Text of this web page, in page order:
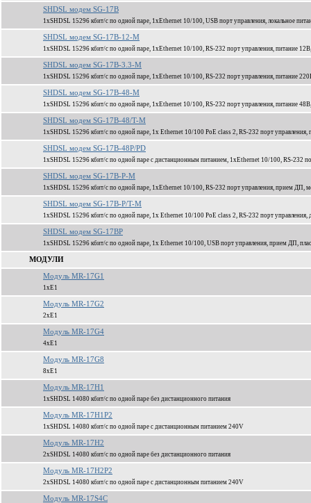
SHDSL модем SG-17B
1xSHDSL 15296 кбит/c по одной паре, 1xEthernet 10/100, USB порт управления, локальное
SHDSL модем SG-17B-12-M
1xSHDSL 15296 кбит/c по одной паре, 1xEthernet 10/100, RS-232 порт управления, питание 12В,
SHDSL модем SG-17B-3.3-M
1xSHDSL 15296 кбит/c по одной паре, 1xEthernet 10/100, RS-232 порт управления, питание
SHDSL модем SG-17B-48-M
1xSHDSL 15296 кбит/c по одной паре, 1xEthernet 10/100, RS-232 порт управления, питание 48В,
SHDSL модем SG-17B-48/T-M
1xSHDSL 15296 кбит/c по одной паре, 1x Ethernet 10/100 PoE class 2, RS-232 порт управления,
SHDSL модем SG-17B-48P/PD
1xSHDSL 15296 кбит/c по одной паре с дистанционным питанием, 1xEthernet 10/100, RS-232
SHDSL модем SG-17B-P-M
1xSHDSL 15296 кбит/c по одной паре, 1xEthernet 10/100, RS-232 порт управления, прием ДП,
SHDSL модем SG-17B-P/T-M
1xSHDSL 15296 кбит/c по одной паре, 1x Ethernet 10/100 PoE class 2, RS-232 порт
SHDSL модем SG-17BP
1xSHDSL 15296 кбит/c по одной паре, 1x Ethernet 10/100, USB порт управления, прием ДП,
МОДУЛИ
Модуль MR-17G1
1xЕ1
Модуль MR-17G2
2xЕ1
Модуль MR-17G4
4xЕ1
Модуль MR-17G8
8xЕ1
Модуль MR-17H1
1xSHDSL 14080 кбит/c по одной паре без дистанционного питания
Модуль MR-17H1P2
1xSHDSL 14080 кбит/c по одной паре c дистанционным питанием 240V
Модуль MR-17H2
2xSHDSL 14080 кбит/c по одной паре без дистанционного питания
Модуль MR-17H2P2
2xSHDSL 14080 кбит/c по одной паре c дистанционным питанием 240V
Модуль MR-17S4C